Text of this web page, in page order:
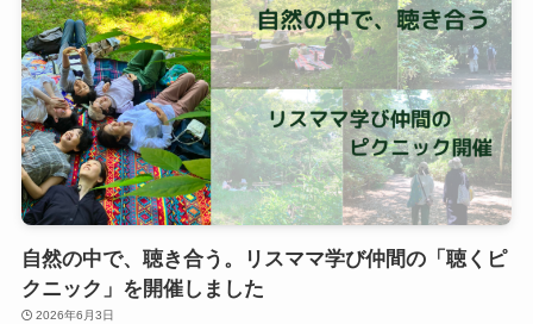
自然の中で、聴き合う。リスママ学び仲間の「聴くピ
クニック」を開催しました
2026年6月3日